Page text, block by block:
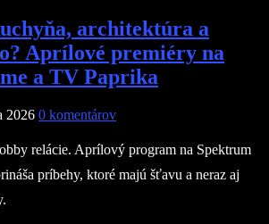
architektúra a
Aprílové premiéry na
a TV Paprika
2026 0 komentárov
relácie. Aprílový program na Spektrum
príbehy, ktoré majú šťavu a neraz aj